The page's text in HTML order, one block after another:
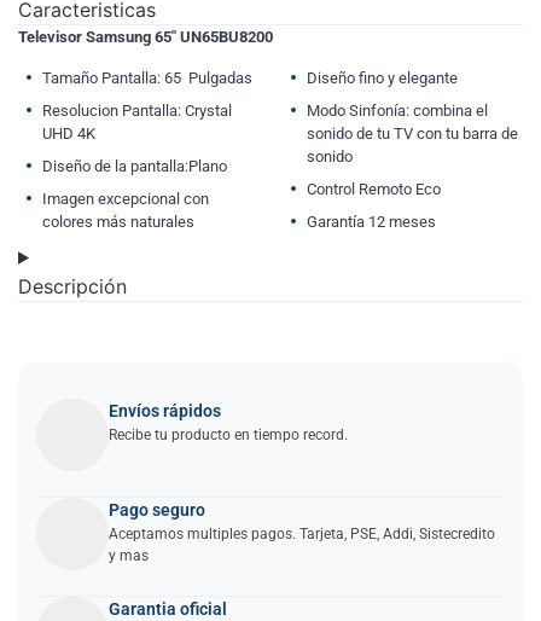
Caracteristicas
Televisor Samsung 65″ UN65BU8200
Tamaño Pantalla: 65 Pulgadas
Resolucion Pantalla: Crystal
UHD 4K
Diseño de la pantalla:Plano
Imagen excepcional con
colores más naturales
Diseño fino y elegante
Modo Sinfonía: combina el
sonido de tu TV con tu barra de
sonido
Control Remoto Eco
Garantía 12 meses
Descripción
Envíos rápidos
Recibe tu producto en tiempo record.
Pago seguro
Aceptamos multiples pagos. Tarjeta, PSE, Addi, Sistecredito
y mas
Garantia oficial